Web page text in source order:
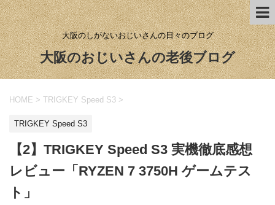
大阪のしがないおじいさんの日々のブログ
大阪のおじいさんの老後ブログ
HOME > TRIGKEY Speed S3 >
TRIGKEY Speed S3
【2】TRIGKEY Speed S3 実機徹底感想
レビュー「RYZEN 7 3750H ゲームテス
ト」